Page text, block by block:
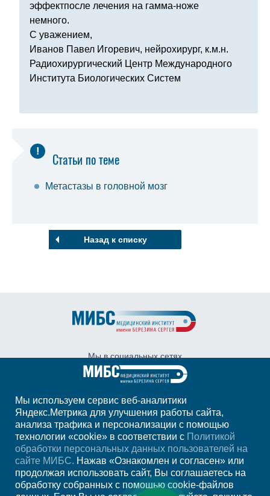
эффектпосле лечения на гамма-ноже
немного.
С уважением,
Иванов Павел Игоревич, нейрохирург, к.м.н.
Радиохирургический Центр Международного
Института Биологических Систем
Статьи по теме
Метастазы в головной мозг
Назад к списку
Мы в социальных сетях
Адрес:Санкт-Петербург, ул. Глухарская, д.
16, корп. 2, стр. 3
Санкт-Петербург, Курортный район, пос.
Песочный, ул. Карла Маркса, д. 43
+7 (812)333-31-70
+7 (921)311-66-97
Мы используем сервис веб-аналитики
Яндекс.Метрика для улучшения работы сайта,
анализа трафика и персонализации с помощью
технологии «cookie» в соответствии с Политикой
обработки персональных данных пользователей на
сайте МИБС. Нажав «Ознакомлен и согласен» или
продолжая использовать сайт, Вы соглашаетесь на
обработку собранных с помощью cookie-файлов